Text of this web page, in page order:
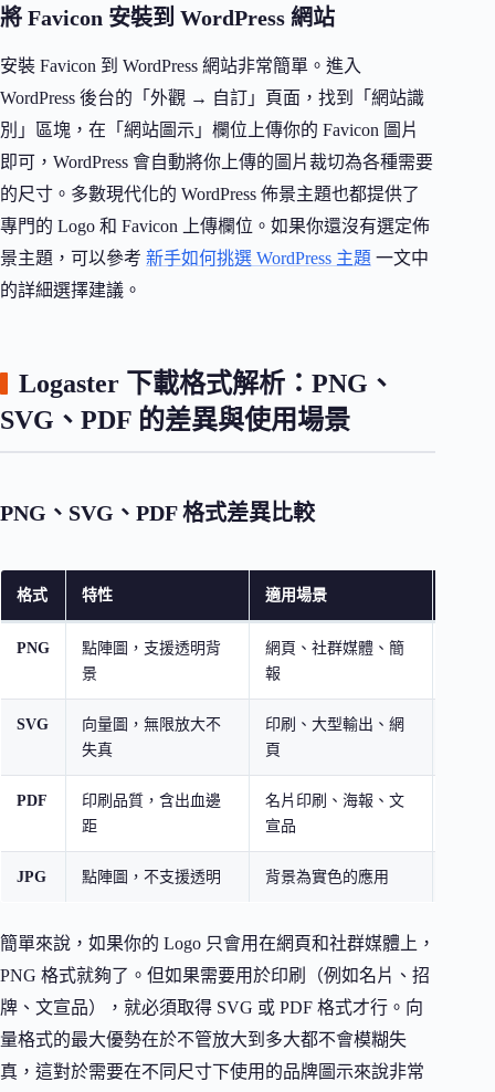
將 Favicon 安裝到 WordPress 網站
安裝 Favicon 到 WordPress 網站非常簡單。進入
WordPress 後台的「外觀 → 自訂」頁面，找到「網站識
別」區塊，在「網站圖示」欄位上傳你的 Favicon 圖片
即可，WordPress 會自動將你上傳的圖片裁切為各種需要
的尺寸。多數現代化的 WordPress 佈景主題也都提供了
專門的 Logo 和 Favicon 上傳欄位。如果你還沒有選定佈
景主題，可以參考 新手如何挑選 WordPress 主題 一文中
的詳細選擇建議。
Logaster 下載格式解析：PNG、
SVG、PDF 的差異與使用場景
PNG、SVG、PDF 格式差異比較
格式 特性 適用場景
PNG
點陣圖，支援透明背
景
網頁、社群媒體、簡
報
SVG
向量圖，無限放大不
失真
印刷、大型輸出、網
頁
PDF
印刷品質，含出血邊
距
名片印刷、海報、文
宣品
JPG 點陣圖，不支援透明 背景為實色的應用
簡單來說，如果你的 Logo 只會用在網頁和社群媒體上，
PNG 格式就夠了。但如果需要用於印刷（例如名片、招
牌、文宣品），就必須取得 SVG 或 PDF 格式才行。向
量格式的最大優勢在於不管放大到多大都不會模糊失
真，這對於需要在不同尺寸下使用的品牌圖示來說非常